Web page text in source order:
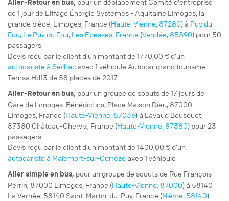
Aller-Retouren bus,
de 1 jour de Eiffage Énergie Systèmes - Aquitaine Limoges, la
grande pièce, Limoges, France (Haute-Vienne, 87280) à Puy du
Fou, Le Puy du Fou, Les Epesses, France (Vendée, 85590) pour 50
passagers
Devis reçu par le client d’un montant de 1770,00 € d’un
autocariste à Seilhac avec 1 véhicule Autocar grand tourisme
Temsa Hd13 de 58 places de 2017
Aller-Retouren bus, pour ungroupe de scoutsde 17 jours de
Gare de Limoges-Bénédictins, Place Maison Dieu, 87000
Limoges, France (Haute-Vienne, 87036) à Lavaud Bousquet,
87380 Château-Chervix, France (Haute-Vienne, 87380) pour 23
passagers
Devis reçu par le client d’un montant de 1400,00 € d’un
autocariste à Malemort-sur-Corrèze avec 1 véhicule
Aller simpleen bus, pour ungroupe de scoutsde Rue François
Perrin, 87000 Limoges, France (Haute-Vienne, 87000) à 58140
La Vernée, 58140 Saint-Martin-du-Puy, France (Nièvre, 58140)